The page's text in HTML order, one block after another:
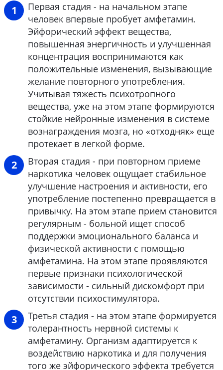
Первая стадия - на начальном этапе
человек впервые пробует амфетамин.
Эйфорический эффект вещества,
повышенная энергичность и улучшенная
концентрация воспринимаются как
положительные изменения, вызывающие
желание повторного употребления.
Учитывая тяжесть психотропного
вещества, уже на этом этапе формируются
стойкие нейронные изменения в системе
вознаграждения мозга, но «отходняк» еще
протекает в легкой форме.
Вторая стадия - при повторном приеме
наркотика человек ощущает стабильное
улучшение настроения и активности, его
употребление постепенно превращается в
привычку. На этом этапе прием становится
регулярным - больной ищет способ
поддержки эмоционального баланса и
физической активности с помощью
амфетамина. На этом этапе проявляются
первые признаки психологической
зависимости - сильный дискомфорт при
отсутствии психостимулятора.
Третья стадия - на этом этапе формируется
толерантность нервной системы к
амфетамину. Организм адаптируется к
воздействию наркотика и для получения
того же эйфорического эффекта требуется